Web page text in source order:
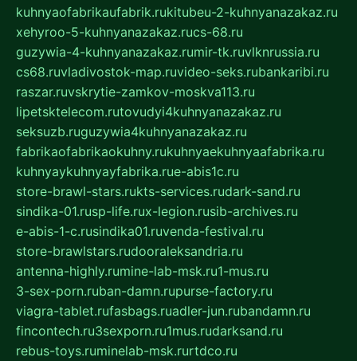
kuhnyaofabrikaufabrik.rukitubeu-2-kuhnyanazakaz.ru
xehyroo-5-kuhnyanazakaz.rucs-68.ru
guzywia-4-kuhnyanazakaz.rumir-tk.ruvlknrussia.ru
cs68.ruvladivostok-map.ruvideo-seks.rubankaribi.ru
raszar.ruvskrytie-zamkov-moskva113.ru
lipetsktelecom.rutovudyi4kuhnyanazakaz.ru
seksuzb.ruguzywia4kuhnyanazakaz.ru
fabrikaofabrikaokuhny.rukuhnyaekuhnyaafabrika.ru
kuhnyaykuhnyayfabrika.rue-abis1c.ru
store-brawl-stars.rukts-services.rudark-sand.ru
sindika-01.rusp-life.rux-legion.rusib-archives.ru
e-abis-1-c.rusindika01.ruvenda-festival.ru
store-brawlstars.rudooraleksandria.ru
antenna-highly.rumine-lab-msk.ru1-mus.ru
3-sex-porn.ruban-damn.rupurse-factory.ru
viagra-tablet.rufasbags.ruadler-jun.rubandamn.ru
fincontech.ru3sexporn.ru1mus.rudarksand.ru
rebus-toys.ruminelab-msk.rurtdco.ru